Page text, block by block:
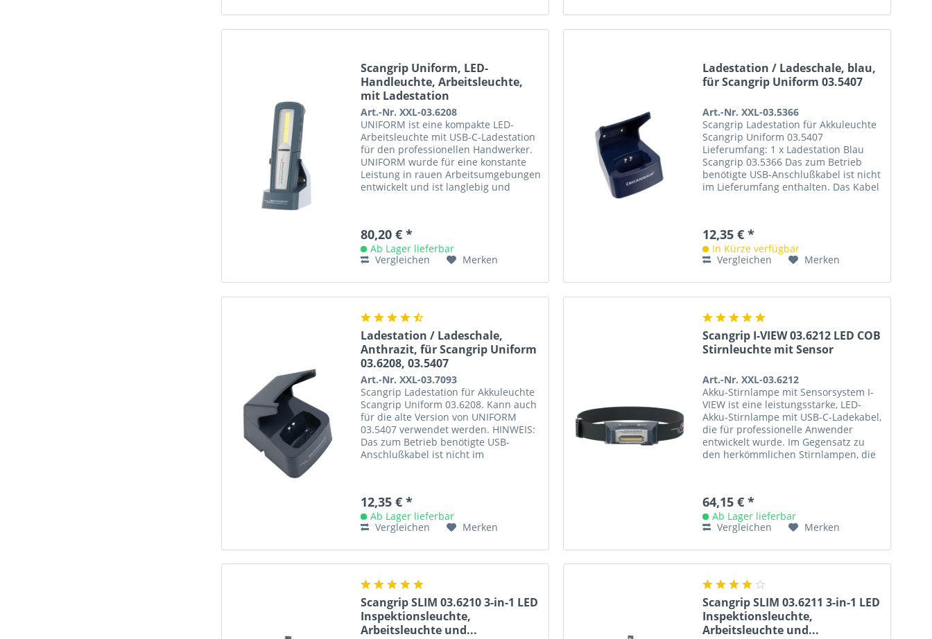
Scangrip Uniform, LED-
Handleuchte, Arbeitsleuchte,
mit Ladestation
Art.-Nr. XXL-03.6208
UNIFORM ist eine kompakte LED-
Arbeitsleuchte mit USB-C-Ladestation
für den professionellen Handwerker.
UNIFORM wurde für eine konstante
Leistung in rauen Arbeitsumgebungen
entwickelt und ist langlebig und
80,20 € *
Ab Lager lieferbar
Vergleichen
Merken
Ladestation / Ladeschale, blau,
für Scangrip Uniform 03.5407
Art.-Nr. XXL-03.5366
Scangrip Ladestation für Akkuleuchte
Scangrip Uniform 03.5407
Lieferumfang: 1 x Ladestation Blau
Scangrip 03.5366 Das zum Betrieb
benötigte USB-Anschlußkabel ist nicht
im Lieferumfang enthalten. Das Kabel
12,35 € *
In Kürze verfügbar
Vergleichen
Merken
Ladestation / Ladeschale,
Anthrazit, für Scangrip Uniform
03.6208, 03.5407
Art.-Nr. XXL-03.7093
Scangrip Ladestation für Akkuleuchte
Scangrip Uniform 03.6208. Kann auch
für die alte Version von UNIFORM
03.5407 verwendet werden. HINWEIS:
Das zum Betrieb benötigte USB-
Anschlußkabel ist nicht im
12,35 € *
Ab Lager lieferbar
Vergleichen
Merken
Scangrip I-VIEW 03.6212 LED COB
Stirnleuchte mit Sensor
Art.-Nr. XXL-03.6212
Akku-Stirnlampe mit Sensorsystem I-
VIEW ist eine leistungsstarke, LED-
Akku-Stirnlampe mit USB-C-Ladekabel,
die für professionelle Anwender
entwickelt wurde. Im Gegensatz zu
den herkömmlichen Stirnlampen, die
64,15 € *
Ab Lager lieferbar
Vergleichen
Merken
Scangrip SLIM 03.6210 3-in-1 LED
Inspektionsleuchte,
Arbeitsleuchte und...
Scangrip SLIM 03.6211 3-in-1 LED
Inspektionsleuchte,
Arbeitsleuchte und...